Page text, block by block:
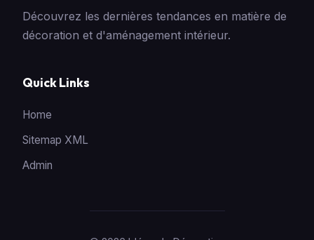
Découvrez les dernières tendances en matière de
décoration et d'aménagement intérieur.
Quick Links
Home
Sitemap XML
Admin